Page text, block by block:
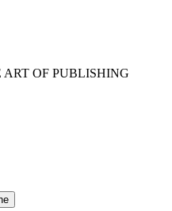
ART OF PUBLISHING